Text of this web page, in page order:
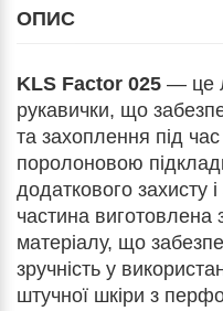
ОПИС
KLS Factor 025 — це
рукавички, що
та захоплення під
поролоновою
додаткового захисту
частина виготовлена
матеріалу, що
зручність у
штучної шкіри з